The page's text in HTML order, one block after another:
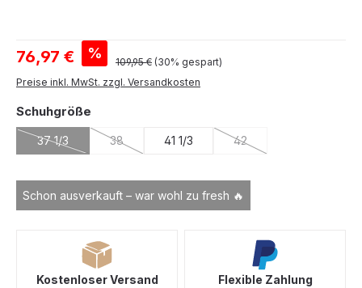
Verkaufspreis:
76,97 € % Regulärer Preis:
109,95 € (30% gespart)
Preise inkl. MwSt. zzgl. Versandkosten
Schon ausverkauft – war wohl zu fresh 🔥
Schuhgröße
37 1/3
(Diese Option ist zurzeit nicht verfügbar.)
38
(Diese Option ist zurzeit nicht verfügbar.)
41 1/3 42
(Diese Option ist zurzeit
Kostenloser Versand Flexible Zahlung